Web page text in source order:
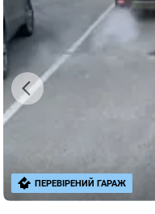
ПЕРЕВІРЕНИЙ ГАРАЖ